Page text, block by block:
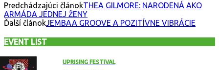
Predchádzajúci článokTHEA GILMORE: NARODENÁ AKO
ARMÁDA JEDNEJ ŽENY
Ďalší článokJEMBAA GROOVE A POZITÍVNE VIBRÁCIE
EVENT LIST
UPRISING FESTIVAL